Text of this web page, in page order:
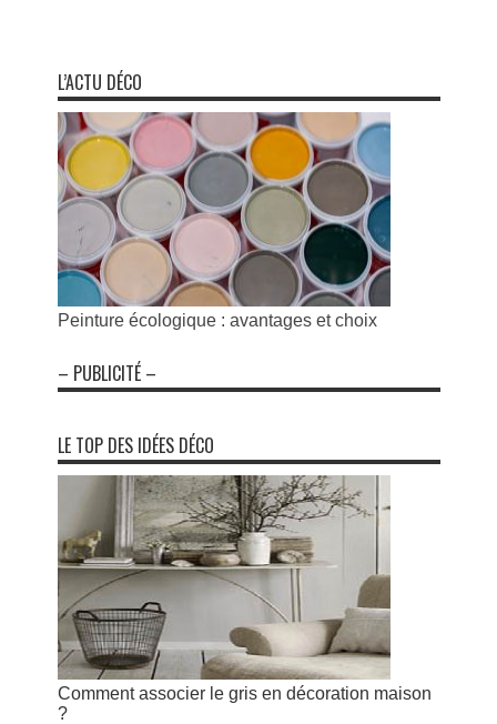
L’ACTU DÉCO
Peinture écologique : avantages et choix
– PUBLICITÉ –
LE TOP DES IDÉES DÉCO
Comment associer le gris en décoration maison
?